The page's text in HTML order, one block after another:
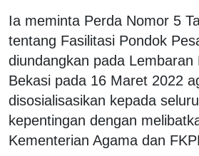
Ia meminta Perda Nomor 5
tentang Fasilitasi Pondok
diundangkan pada Lembaran
Bekasi pada 16 Maret 2022
disosialisasikan kepada
kepentingan dengan
Kementerian Agama dan